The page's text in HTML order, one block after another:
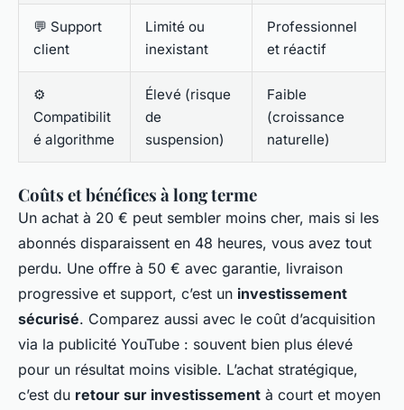
💬 Support
client
Limité ou
inexistant
Professionnel
et réactif
⚙️
Compatibilit
é algorithme
Élevé (risque
de
suspension)
Faible
(croissance
naturelle)
Coûts et bénéfices à long terme
Un achat à 20 € peut sembler moins cher, mais si les
abonnés disparaissent en 48 heures, vous avez tout
perdu. Une offre à 50 € avec garantie, livraison
progressive et support, c’est un investissement
sécurisé. Comparez aussi avec le coût d’acquisition
via la publicité YouTube : souvent bien plus élevé
pour un résultat moins visible. L’achat stratégique,
c’est du retour sur investissement à court et moyen